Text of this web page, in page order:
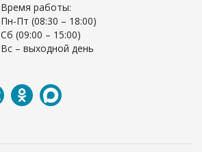
Время работы:
Пн-Пт (08:30 – 18:00)
Cб (09:00 – 15:00)
Вс – выходной день